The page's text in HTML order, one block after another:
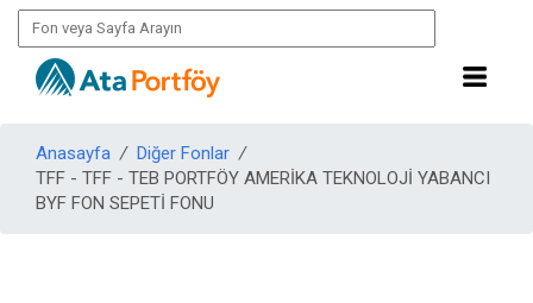
Anasayfa / Diğer Fonlar /
TFF - TFF - TEB PORTFÖY AMERİKA TEKNOLOJİ YABANCI
BYF FON SEPETİ FONU